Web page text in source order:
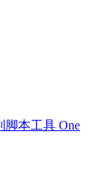
脚本工具 One